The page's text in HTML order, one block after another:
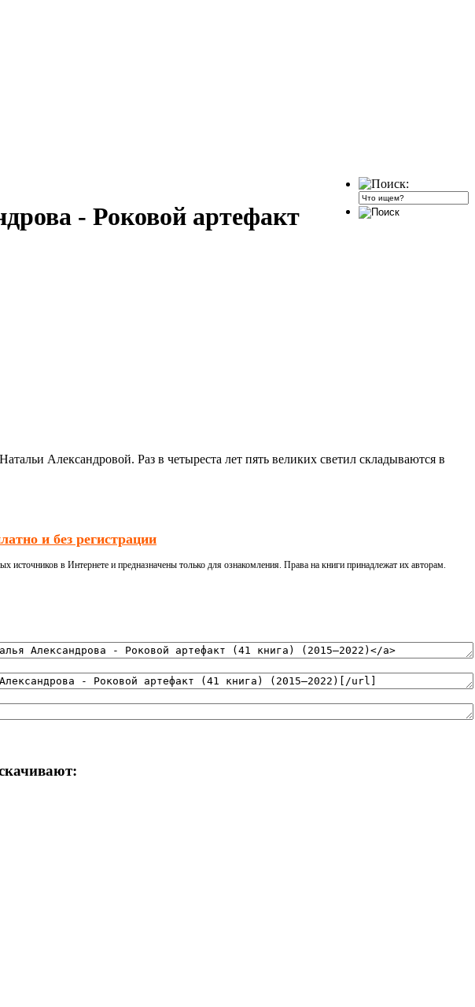
- Роковой артефакт
Александровой. Раз в четыреста лет пять великих светил складываются в
и без регистрации
в Интернете и предназначены только для ознакомления. Права на книги принадлежат их авторам.